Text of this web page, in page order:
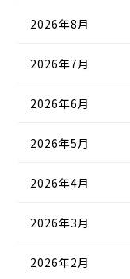
2026年8月
2026年7月
2026年6月
2026年5月
2026年4月
2026年3月
2026年2月